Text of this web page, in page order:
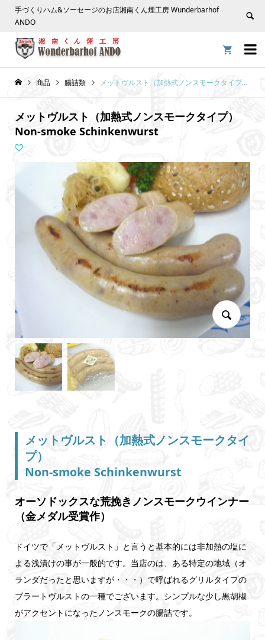
手づくりハム&ソーセージのお店湘南くん煙工房 Wunderbarhof
ANDO


商品 腸詰類 メットヴルスト（加熱式ノンスモークタイプ）Non-smoke Schinkenwurst
メットヴルスト（加熱式ノンスモークタイプ）
Non-smoke Schinkenwurst
メットヴルスト（加熱式ノンスモークタイ
プ）
Non-smoke Schinkenwurst
オーソドックスな荒挽きノンスモークウインナー
（金メダル受賞作）
ドイツで「メットヴルスト」と言うと基本的には非加熱の塩に
よる浅漬けの事が一般的です。当店のは、ある特定の地域（オ
ランダだったと思いますが・・・）で呼ばれるグリルタイプの
ブラートヴルストの一種でございます。シンプルな少し黒胡椒
がアクセントになったノンスモークの腸詰です。